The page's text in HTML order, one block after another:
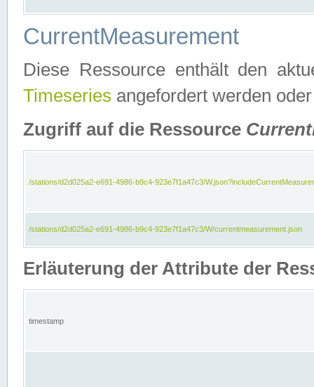
CurrentMeasurement
Diese Ressource enthält den
Timeseries angefordert werden
Zugriff auf die Ressource
/stations/d2d025a2-e691-4986-b9c4-923e7f1a47c3/
/stations/d2d025a2-e691-4986-b9c4-923e7f1a47c3/W/currentmeasurement.json
Erläuterung der Attribute der
timestamp